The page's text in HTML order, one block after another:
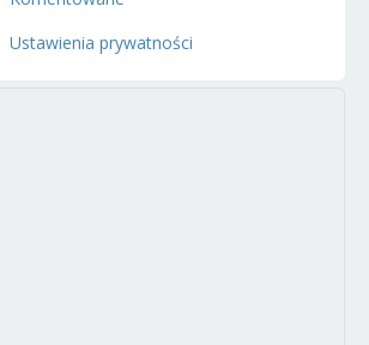
Ustawienia prywatności